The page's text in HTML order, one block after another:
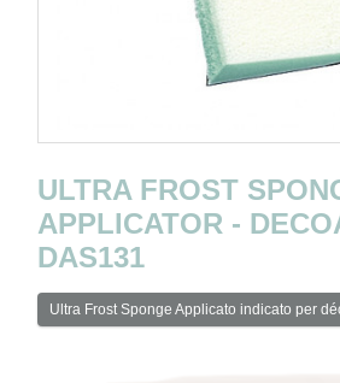
ULTRA FROST
APPLICATOR -
DAS131
Ultra Frost Sponge Applicato indicato per